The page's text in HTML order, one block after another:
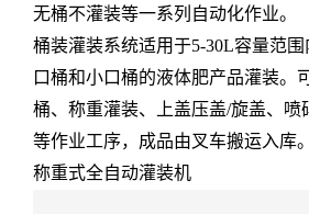
无桶不灌装等一系列自动化作业。
桶装灌装系统适用于5-30L容量范
口桶和小口桶的液体肥产品灌装。
桶、称重灌装、上盖压盖/旋盖、喷
等作业工序，成品由叉车搬运入库。
称重式全自动灌装机